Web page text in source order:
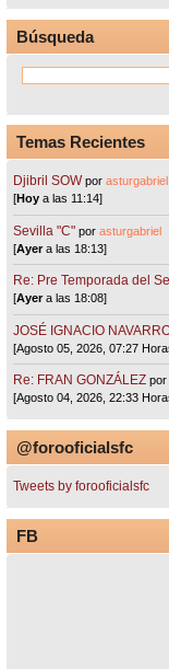
Búsqueda
Temas Recientes
Djibril SOW porasturgabriel
[Hoy a las 11:14]
Sevilla "C"porasturgabriel
[Ayera las 18:13]
Re: Pre Temporada del
[Ayera las 18:08]
JOSÉ IGNACIO
[Agosto 05, 2026, 07:27
Re: FRAN GONZÁLEZ
[Agosto 04, 2026, 22:33
@forooficialsfc
Tweets by forooficialsfc
FB